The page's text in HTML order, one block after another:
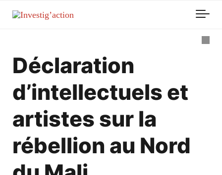
Déclaration
d’intellectuels et
artistes sur la
rébellion au Nord